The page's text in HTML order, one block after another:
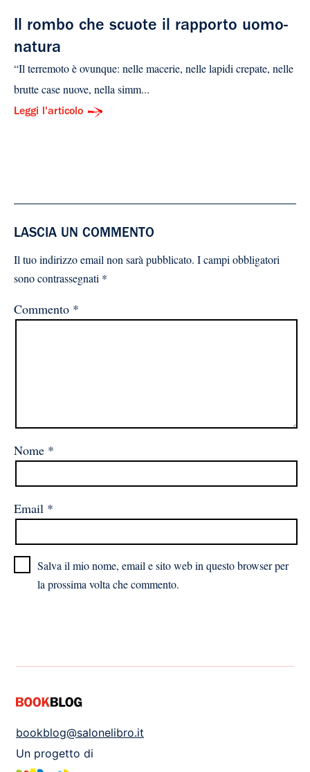
Il rombo che scuote il rapporto uomo-
natura
“Il terremoto è ovunque: nelle macerie, nelle lapidi crepate, nelle
brutte case nuove, nella simm...
Leggi l'articolo
LASCIA UN COMMENTO
Il tuo indirizzo email non sarà pubblicato. I campi obbligatori
sono contrassegnati *
Commento *
Nome *
Email *
Salva il mio nome, email e sito web in questo browser per
la prossima volta che commento.
bookblog@salonelibro.it
Un progetto di